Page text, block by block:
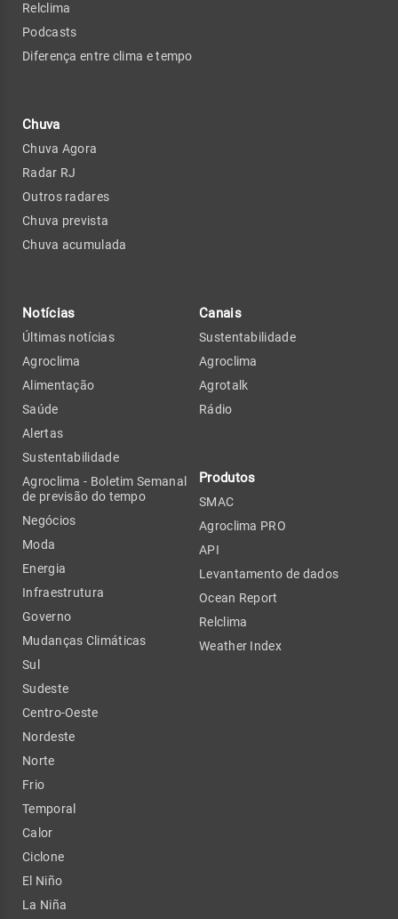
Relclima
Podcasts
Diferença entre clima e tempo
Chuva
Chuva Agora
Radar RJ
Outros radares
Chuva prevista
Chuva acumulada
Notícias
Últimas notícias
Agroclima
Alimentação
Saúde
Alertas
Sustentabilidade
Agroclima - Boletim Semanal
de previsão do tempo
Negócios
Moda
Energia
Infraestrutura
Governo
Mudanças Climáticas
Sul
Sudeste
Centro-Oeste
Nordeste
Norte
Frio
Temporal
Calor
Ciclone
El Niño
La Niña
Canais
Sustentabilidade
Agroclima
Agrotalk
Rádio
Produtos
SMAC
Agroclima PRO
API
Levantamento de dados
Ocean Report
Relclima
Weather Index